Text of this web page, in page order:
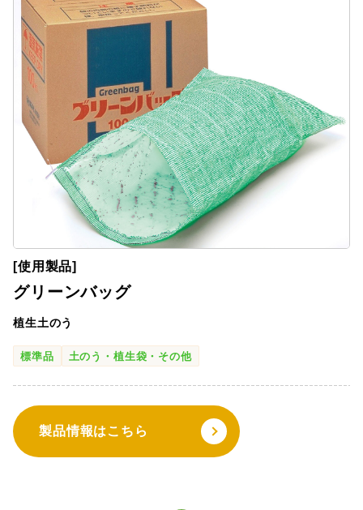
[使用製品]
グリーンバッグ
植生土のう
標準品 土のう・植生袋・その他
製品情報はこちら